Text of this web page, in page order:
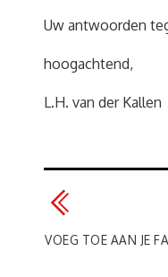
Uw antwoorden
hoogachtend,
L.H. van der Kallen
VOEG TOE AAN JE